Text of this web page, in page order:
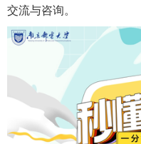
交流与咨询。